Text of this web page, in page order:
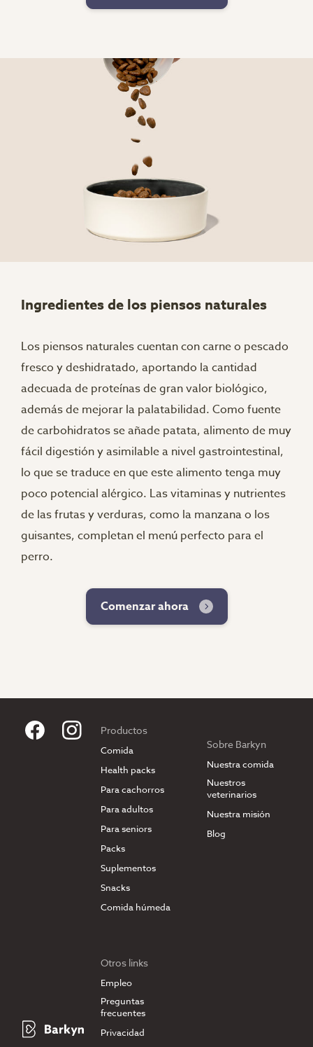
Ingredientes de los piensos naturales
Los piensos naturales cuentan con carne o pescado
fresco y deshidratado, aportando la cantidad
adecuada de proteínas de gran valor biológico,
además de mejorar la palatabilidad. Como fuente
de carbohidratos se añade patata, alimento de muy
fácil digestión y asimilable a nivel gastrointestinal,
lo que se traduce en que este alimento tenga muy
poco potencial alérgico. Las vitaminas y nutrientes
de las frutas y verduras, como la manzana o los
guisantes, completan el menú perfecto para el
perro.
Comenzar ahora
Productos
Comida
Health packs
Para cachorros
Para adultos
Para seniors
Packs
Suplementos
Snacks
Comida húmeda
Sobre Barkyn
Nuestra comida
Nuestros
veterinarios
Nuestra misión
Blog
Otros links
Empleo
Preguntas
frecuentes
Privacidad